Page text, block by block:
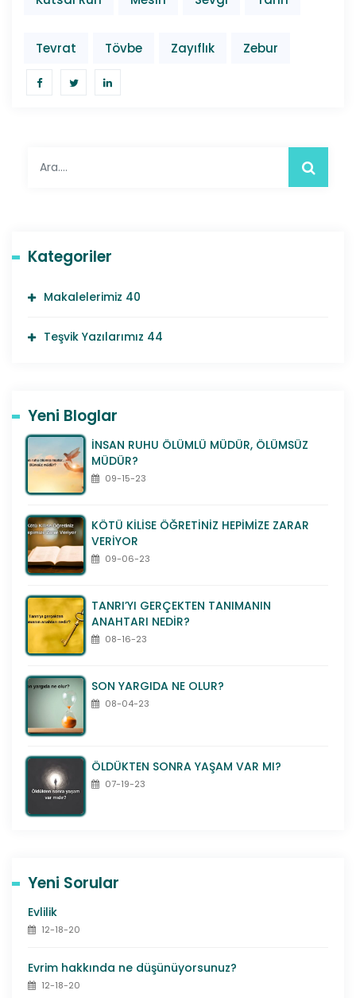
Tevrat Tövbe Zayıflık Zebur
Kategoriler
Makalelerimiz 40
Teşvik Yazılarımız 44
Yeni Bloglar
İNSAN RUHU ÖLÜMLÜ MÜDÜR, ÖLÜMSÜZ
MÜDÜR?
09-15-23
KÖTÜ KİLİSE ÖĞRETİNİZ HEPİMİZE ZARAR
VERİYOR
09-06-23
TANRI’YI GERÇEKTEN TANIMANIN
ANAHTARI NEDİR?
08-16-23
SON YARGIDA NE OLUR?
08-04-23
ÖLDÜKTEN SONRA YAŞAM VAR MI?
07-19-23
Yeni Sorular
Evlilik
12-18-20
Evrim hakkında ne düşünüyorsunuz?
12-18-20